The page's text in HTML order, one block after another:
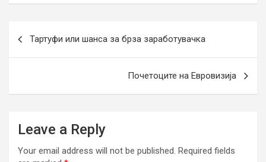
navigation
Тартуфи или шанса за брза заработувачка
Почетоците на Евровизија
Leave a Reply
Your email address will not be published. Required fields